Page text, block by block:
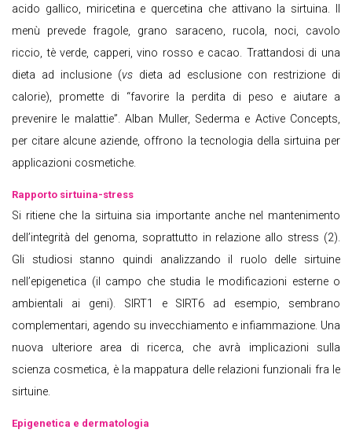
acido gallico, miricetina e quercetina che attivano la sirtuina. Il
menù prevede fragole, grano saraceno, rucola, noci, cavolo
riccio, tè verde, capperi, vino rosso e cacao. Trattandosi di una
dieta ad inclusione (vsdieta ad esclusione con restrizione di
calorie), promette di “favorire la perdita di peso e aiutare a
prevenire le malattie”. Alban Muller, Sederma e Active Concepts,
per citare alcune aziende, offrono la tecnologia della sirtuina per
applicazioni cosmetiche.
Rapporto sirtuina-stress
Si ritiene che la sirtuina sia importante anche nel mantenimento
dell’integrità del genoma, soprattutto in relazione allo stress (2).
Gli studiosi stanno quindi analizzando il ruolo delle sirtuine
nell’epigenetica (il campo che studia le modificazioni esterne o
ambientali ai geni). SIRT1 e SIRT6 ad esempio, sembrano
complementari, agendo su invecchiamento e infiammazione. Una
nuova ulteriore area di ricerca, che avrà implicazioni sulla
scienza cosmetica, è la mappatura delle relazioni funzionali fra le
sirtuine.
Epigenetica e dermatologia